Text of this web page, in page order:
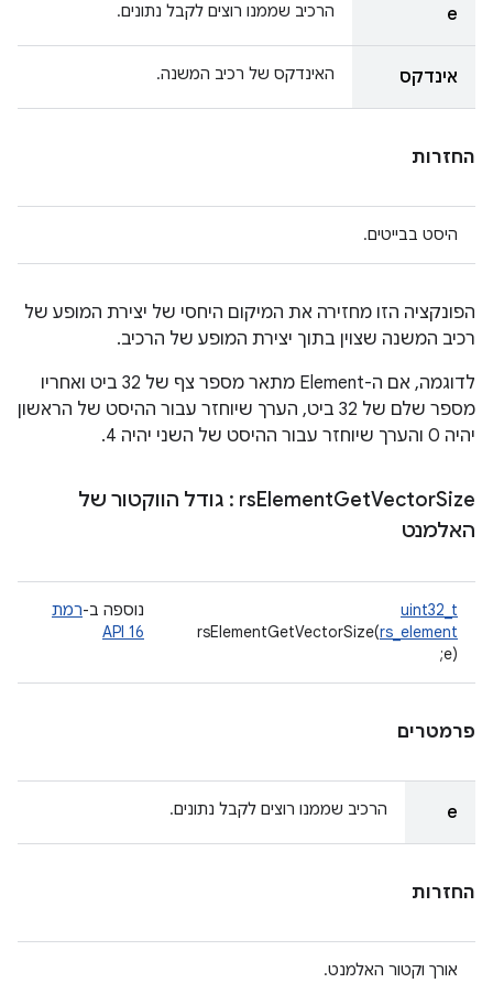
e הרכיב שממנו רוצים לקבל נתונים.
אינדקס האינדקס של רכיב המשנה.
החזרות
היסט בבייטים.
הפונקציה הזו מחזירה את המיקום היחסי של יצירת המופע של
רכיב המשנה שצוין בתוך יצירת המופע של הרכיב.
לדוגמה, אם ה-Element מתאר מספר צף של 32 ביט ואחריו
מספר שלם של 32 ביט, הערך שיוחזר עבור ההיסט של הראשון
יהיה 0 והערך שיוחזר עבור ההיסט של השני יהיה 4.
rsElementGetVectorSize
: גודל הווקטור של
האלמנט
uint32_t
rsElementGetVectorSize(rs_element
e);
נוספה ב-רמת
API 16
פרמטרים
e הרכיב שממנו רוצים לקבל נתונים.
החזרות
אורך וקטור האלמנט.